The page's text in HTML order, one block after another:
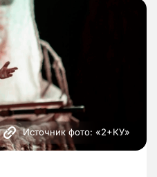
Источник фото: «2+КУ»